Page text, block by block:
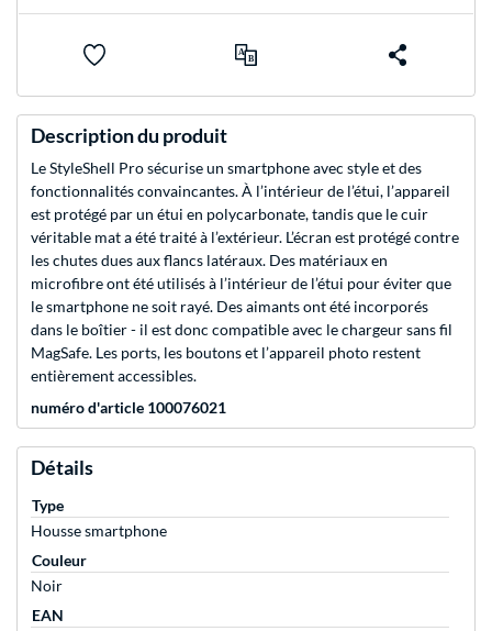
Description du produit
Le StyleShell Pro sécurise un smartphone avec style et des
fonctionnalités convaincantes. À l’intérieur de l’étui, l’appareil
est protégé par un étui en polycarbonate, tandis que le cuir
véritable mat a été traité à l’extérieur. L’écran est protégé contre
les chutes dues aux flancs latéraux. Des matériaux en
microfibre ont été utilisés à l’intérieur de l’étui pour éviter que
le smartphone ne soit rayé. Des aimants ont été incorporés
dans le boîtier - il est donc compatible avec le chargeur sans fil
MagSafe. Les ports, les boutons et l’appareil photo restent
entièrement accessibles.
numéro d'article 100076021
Détails
Type
Housse smartphone
Couleur
Noir
EAN